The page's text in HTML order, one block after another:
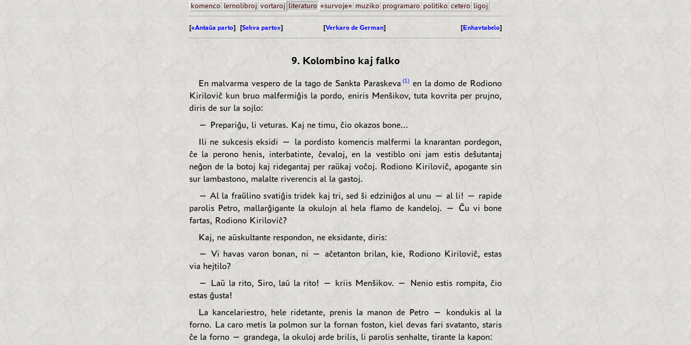
komenco lernolibroj vortaroj literaturo «survoje» muziko programaro politiko cetero ligoj
[«Antaŭa parto] [Sekva parto»] [Verkaro de German] [Enhavtabelo]
9. Kolombino kaj falko
En malvarma vespero de la tago de Sankta Paraskeva 1
en la domo de Rodiono
Kiriloviĉ kun bruo malfermiĝis la pordo, eniris Menŝikov, tuta kovrita per prujno,
diris de sur la sojlo:
— Prepariĝu, li veturas. Kaj ne timu, ĉio okazos bone...
Ili ne sukcesis eksidi — la pordisto komencis malfermi la knarantan pordegon,
ĉe la perono henis, interbatinte, ĉevaloj, en la vestiblo oni jam estis deŝutantaj
neĝon de la botoj kaj ridegantaj per raŭkaj voĉoj. Rodiono Kiriloviĉ, apogante sin
sur lambastono, malalte riverencis al la gastoj.
— Al la fraŭlino svatiĝis tridek kaj tri, sed ŝi edziniĝos al unu — al li! — rapide
parolis Petro, mallarĝigante la okulojn al hela flamo de kandeloj. — Ĉu vi bone
fartas, Rodiono Kiriloviĉ?
Kaj, ne aŭskultante respondon, ne eksidante, diris:
— Vi havas varon bonan, ni — aĉetanton brilan, kie, Rodiono Kiriloviĉ, estas
via hejtilo?
— Laŭ la rito, Siro, laŭ la rito! — kriis Menŝikov. — Nenio estis rompita, ĉio
estas ĝusta!
La kancelariestro, hele ridetante, prenis la manon de Petro — kondukis al la
forno. La caro metis la polmon sur la fornan foston, kiel devas fari svatanto, staris
ĉe la forno — grandega, la okuloj arde brilis, li parolis senhalte, tirante la kapon: